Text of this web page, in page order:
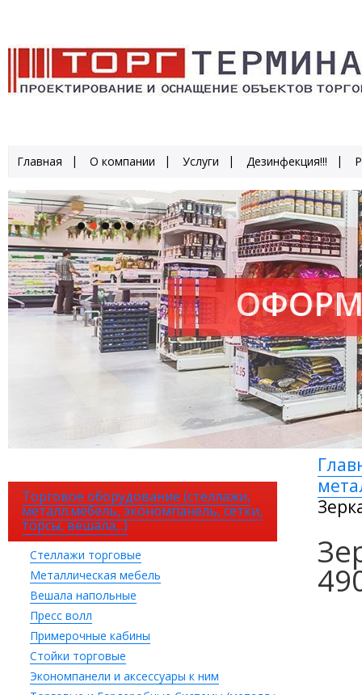
Главная О компании Услуги Дезинфекция!!!
Торговое оборудование (стеллажи,
металл.мебель, экономпанель, сетки,
торсы, вешала,..)
Стеллажи торговые
Металлическая мебель
Вешала напольные
Пресс волл
Примерочные кабины
Стойки торговые
Экономпанели и аксессуары к ним